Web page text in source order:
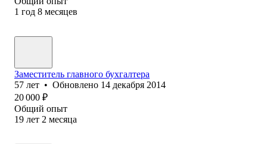
1 год 8 месяцев
Заместитель главного бухгалтера
57 лет • Обновлено 14 декабря 2014
20 000 ₽
Общий опыт
19 лет 2 месяца